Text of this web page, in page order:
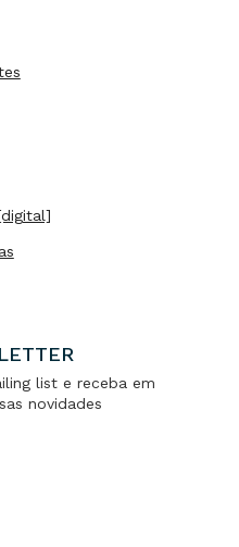
list e receba em
novidades